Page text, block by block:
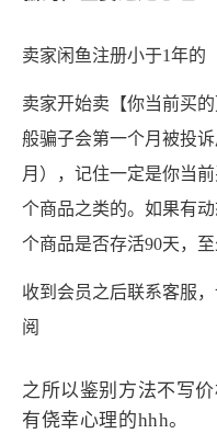
卖家闲鱼注册小于1年的
卖家开始卖【你当前买
般骗子会第一个月被投
月），记住一定是你当
个商品之类的。如果有
个商品是否存活90天，至
收到会员之后联系客服
阅
之所以鉴别方法不写
有侥幸心理的hhh。